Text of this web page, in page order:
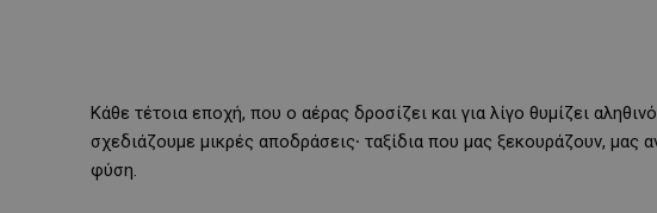
Κάθε τέτοια εποχή, που ο αέρας δροσίζει και για λίγο θυμίζει
σχεδιάζουμε μικρές αποδράσεις∙ ταξίδια που μας ξεκουράζουν, μας
φύση.